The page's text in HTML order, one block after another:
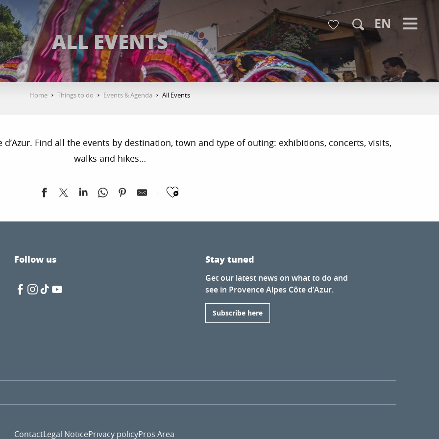
Voir les favoris
Search
EN
ALL EVENTS
Home Things to do Events & Agenda All Events
d’Azur. Find all the events by destination, town and type of outing: exhibitions, concerts, visits,
walks and hikes…
Ajouter aux favoris
tambours
Follow us Stay tuned
Get our latest news on what to do and
see in Provence Alpes Côte d’Azur.
Subscribe here
ContactLegal NoticePrivacy policyPros Area